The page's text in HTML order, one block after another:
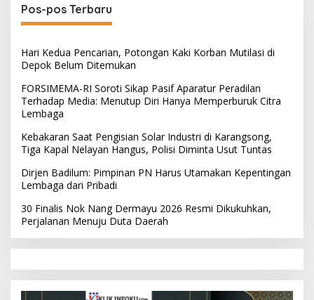
Pos-pos Terbaru
Hari Kedua Pencarian, Potongan Kaki Korban Mutilasi di
Depok Belum Ditemukan
FORSIMEMA-RI Soroti Sikap Pasif Aparatur Peradilan
Terhadap Media: Menutup Diri Hanya Memperburuk Citra
Lembaga
Kebakaran Saat Pengisian Solar Industri di Karangsong,
Tiga Kapal Nelayan Hangus, Polisi Diminta Usut Tuntas
Dirjen Badilum: Pimpinan PN Harus Utamakan Kepentingan
Lembaga dari Pribadi
30 Finalis Nok Nang Dermayu 2026 Resmi Dikukuhkan,
Perjalanan Menuju Duta Daerah